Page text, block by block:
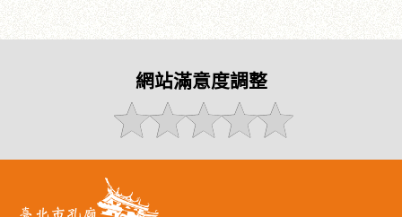
網站滿意度調整